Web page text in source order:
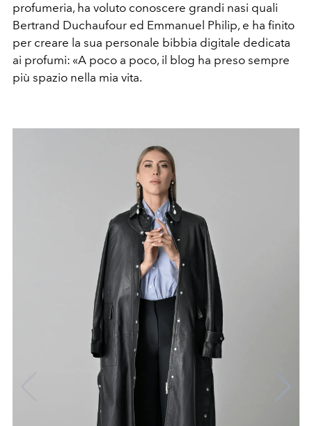
profumeria, ha voluto conoscere grandi nasi quali
Bertrand Duchaufour ed Emmanuel Philip, e ha finito
per creare la sua personale bibbia digitale dedicata
ai profumi: «A poco a poco, il blog ha preso sempre
più spazio nella mia vita.